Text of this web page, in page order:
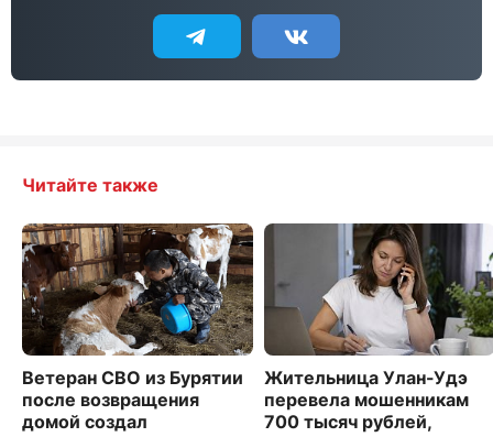
Читайте также
Ветеран СВО из Бурятии
после возвращения
домой создал
Жительница Улан-Удэ
перевела мошенникам
700 тысяч рублей,